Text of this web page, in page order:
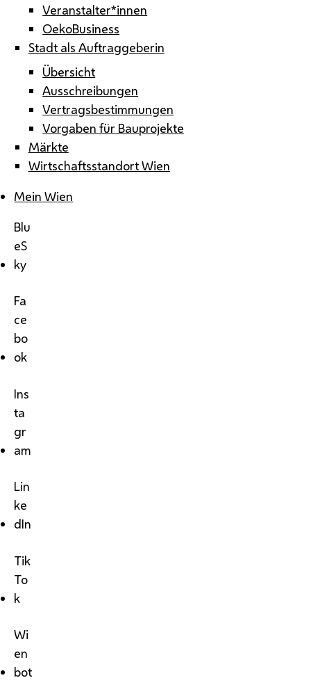
Veranstalter*innen
OekoBusiness
Stadt als Auftraggeberin
Übersicht
Ausschreibungen
Vertragsbestimmungen
Vorgaben für Bauprojekte
Märkte
Wirtschaftsstandort Wien
Mein Wien
Blu
eS
ky
Fa
ce
bo
ok
Ins
ta
gr
am
Lin
ke
dIn
Tik
To
k
Wi
en
bot